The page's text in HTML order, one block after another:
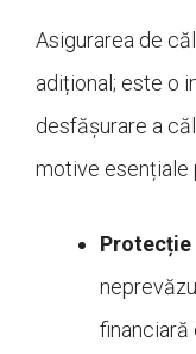
Asigurarea de
adițional; este o
desfășurare a
motive esențiale
Protecție
financiară